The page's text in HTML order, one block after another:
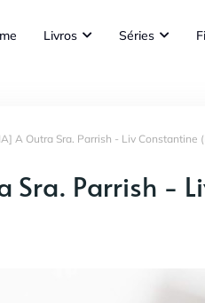
Livros Séries
A Outra Sra. Parrish - Liv Constantine
Sra. Parrish -